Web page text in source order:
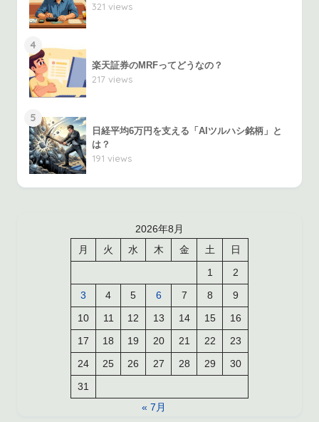
321 views
4
楽天証券のMRFってどうなの？
217 views
5
日経平均6万円を支える「AIツルハシ銘柄」と
は？
191 views
2026年8月
月
火 水 木 金 土
日
1
2
3
4 5 6 7 8
9
10
11 12 13 14 15
16
17
18 19 20 21 22
23
24
25 26 27 28 29
30
31
« 7月